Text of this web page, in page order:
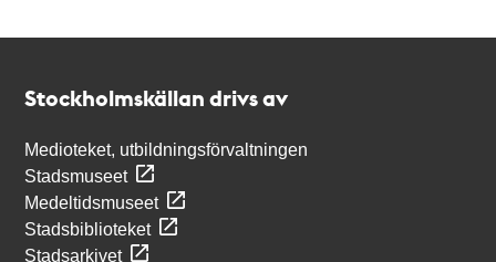
Stockholmskällan drivs av
Medioteket, utbildningsförvaltningen
Stadsmuseet
Medeltidsmuseet
Stadsbiblioteket
Stadsarkivet